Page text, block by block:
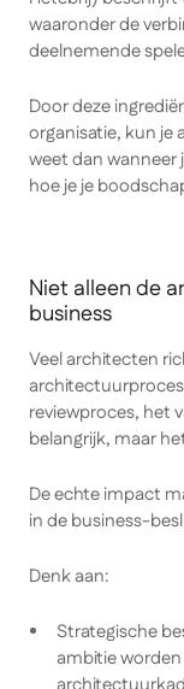
waaronder de
deelnemende
Door deze
organisatie, kun je
weet dan wanneer
hoe je je
Niet alleen de
business
Veel architecten
reviewproces, het
belangrijk, maar
De echte impact
in debusiness-
Denk aan:
Strategische
ambitie